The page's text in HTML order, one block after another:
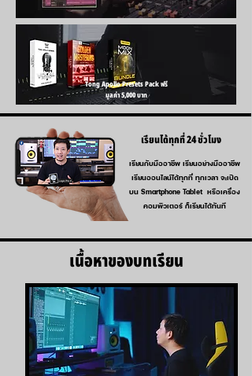
Tong Apollo Presets Pack ฟรี
มูลค่า 5,000 บาท
เรียนกับมืออาชีพ เรียนอย่างมืออาชีพ
เรียนออนไลน์ได้ทุกที่ ทุกเวลา จะเปิด
บน Smartphone Tablet หรือเครื่อง
คอมพิวเตอร์ ก็เรียนได้ทันที
เรียนได้ทุกที่ 24 ชั่วโมง
เนื้อหาของบทเรียน